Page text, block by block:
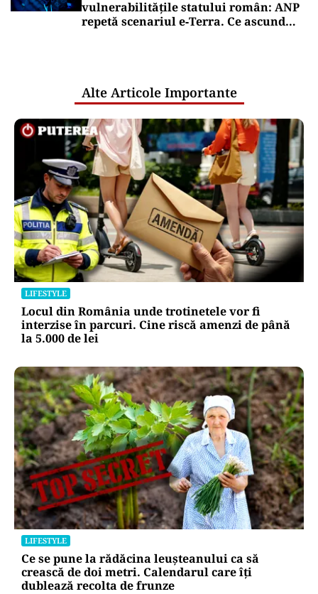
vulnerabilitățile statului român: ANP
repetă scenariul e‑Terra. Ce ascund
Alte Articole Importante
LIFESTYLE
Locul din România unde trotinetele vor fi
interzise în parcuri. Cine riscă amenzi de până
la 5.000 de lei
LIFESTYLE
Ce se pune la rădăcina leușteanului ca să
crească de doi metri. Calendarul care îți
dublează recolta de frunze